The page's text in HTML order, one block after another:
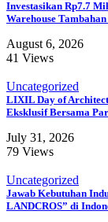
Investasikan Rp7.7
Warehouse
August 6, 2026
41 Views
Uncategorized
LIXIL Day of
Eksklusif Bersama
July 31, 2026
79 Views
Uncategorized
Jawab Kebutuhan
LANDCROS” di